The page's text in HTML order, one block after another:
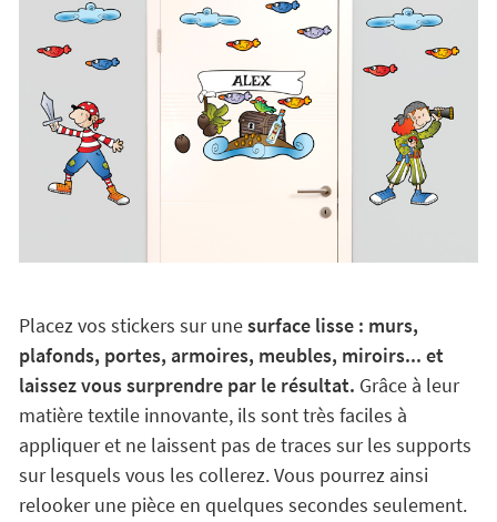
Placez vos stickers sur unesurface lisse : murs,
plafonds, portes, armoires, meubles, miroirs... et
laissez vous surprendre par le résultat. Grâce à leur
matière textile innovante, ils sont très faciles à
appliquer et ne laissent pas de traces sur les supports
sur lesquels vous les collerez. Vous pourrez ainsi
relooker une pièce en quelques secondes seulement.